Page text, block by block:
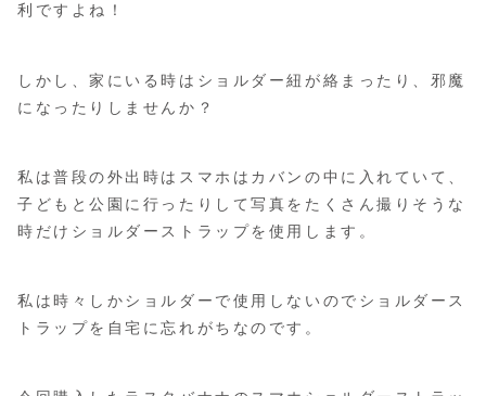
利ですよね！
しかし、家にいる時はショルダー紐が絡まったり、邪魔
になったりしませんか？
私は普段の外出時はスマホはカバンの中に入れていて、
子どもと公園に行ったりして写真をたくさん撮りそうな
時だけショルダーストラップを使用します。
私は時々しかショルダーで使用しないのでショルダース
トラップを自宅に忘れがちなのです。